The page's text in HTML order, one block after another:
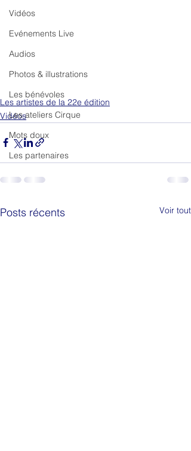
Vidéos
Evénements Live
Audios
Photos & illustrations
Les bénévoles
Les ateliers Cirque
Mots doux
Les partenaires
Les artistes de la 22e édition
Vidéos
Posts récents Voir tout